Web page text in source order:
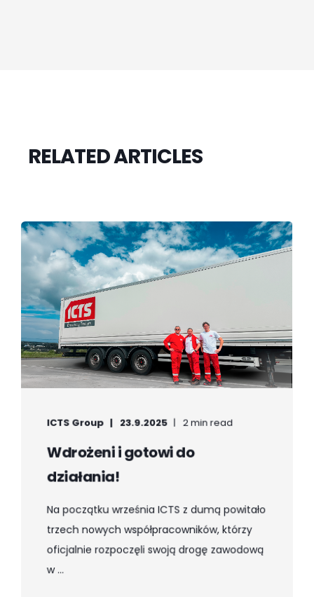
RELATED ARTICLES
ICTS Group 23.9.2025 2 min read
Wdrożeni i gotowi do
działania!
Na początku września ICTS z dumą powitało
trzech nowych współpracowników, którzy
oficjalnie rozpoczęli swoją drogę zawodową
w ...